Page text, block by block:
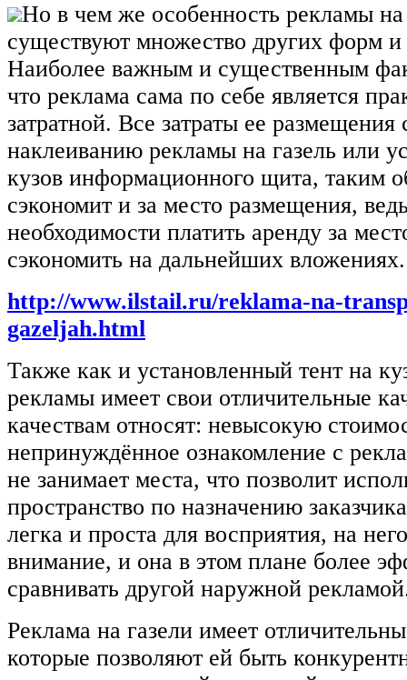
Но в чем же особенность рекламы на
существуют множество других форм и
Наиболее важным и существенным
что реклама сама по себе является
затратной. Все затраты ее
наклеиванию рекламы на газель или
кузов информационного щита, таким
сэкономит и за место размещения,
необходимости платить аренду за
сэкономить на дальнейших вложениях.
http://www.ilstail.ru/reklama-na-
gazeljah.html
Также как и установленный тент на
рекламы имеет свои отличительные
качествам относят: невысокую
непринуждённое ознакомление с
не занимает места, что позволит
пространство по назначению
легка и проста для восприятия, на
внимание, и она в этом плане более
сравнивать другой наружной
Реклама на газели имеет
которые позволяют ей быть